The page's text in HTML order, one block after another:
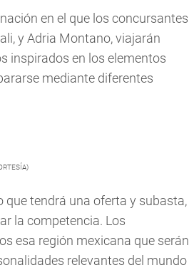
en el que los concursantes
y Adria Montano, viajarán
inspirados en los elementos
mediante diferentes
que tendrá una oferta y subasta,
la competencia. Los
esa región mexicana que serán
relevantes del mundo